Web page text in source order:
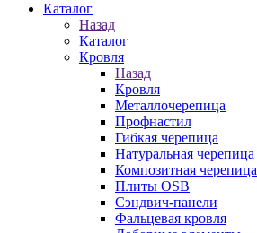
Каталог
Назад
Каталог
Кровля
Назад
Кровля
Металлочерепица
Профнастил
Гибкая черепица
Натуральная черепица
Композитная черепица
Плиты OSB
Сэндвич-панели
Фальцевая кровля